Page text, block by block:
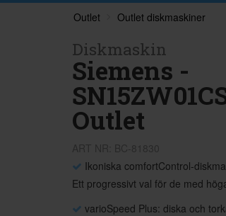
Outlet Outlet diskmaskiner
Diskmaskin
Siemens -
Outlet
Ikoniska comfortControl-
Ett progressivt val för de med
varioSpeed Plus: diska och